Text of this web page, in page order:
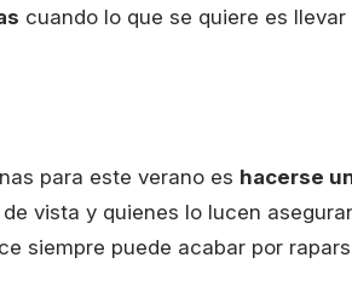
cuando lo que se quiere es llevar
para este verano es hacerse
vista y quienes lo lucen
siempre puede acabar por